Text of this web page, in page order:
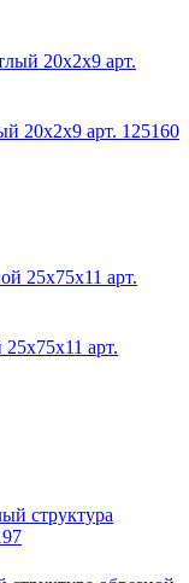
20x2x9 арт. 125160
25x75x11 арт.